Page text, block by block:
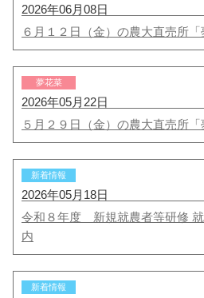
2026年06月08日
６月１２日（金）の農大直売所
夢花菜
2026年05月22日
５月２９日（金）の農大直売所
新着情報
2026年05月18日
令和８年度 新規就農者等研修
内
新着情報